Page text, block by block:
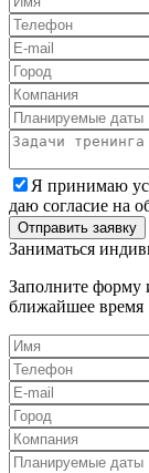
Я принимаю
даю согласие на
Заниматься
Заполните форму
ближайшее время